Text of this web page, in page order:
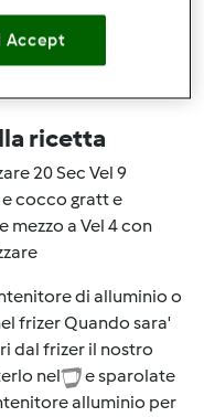
ricetta
20 Sec Vel 9
cocco gratt e
mezzo a Vel 4 con
di alluminio o
frizer Quando sara'
dal frizer il nostro
nel
e sparolate
alluminio per
Accept